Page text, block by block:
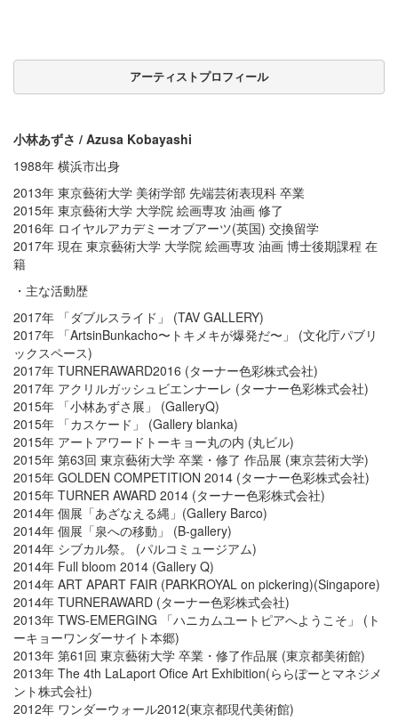
アーティストプロフィール
小林あずさ / Azusa Kobayashi
1988年 横浜市出身
2013年 東京藝術大学 美術学部 先端芸術表現科 卒業
2015年 東京藝術大学 大学院 絵画専攻 油画 修了
2016年 ロイヤルアカデミーオブアーツ(英国) 交換留学
2017年 現在 東京藝術大学 大学院 絵画専攻 油画 博士後期課程 在
籍
・主な活動歴
2017年 「ダブルスライド」 (TAV GALLERY)
2017年 「ArtsinBunkacho〜トキメキが爆発だ〜」 (文化庁パブリ
ックスペース)
2017年 TURNERAWARD2016 (ターナー色彩株式会社)
2017年 アクリルガッシュビエンナーレ (ターナー色彩株式会社)
2015年 「小林あずさ展」 (GalleryQ)
2015年 「カスケード」 (Gallery blanka)
2015年 アートアワードトーキョー丸の内 (丸ビル)
2015年 第63回 東京藝術大学 卒業・修了 作品展 (東京芸術大学)
2015年 GOLDEN COMPETITION 2014 (ターナー色彩株式会社)
2015年 TURNER AWARD 2014 (ターナー色彩株式会社)
2014年 個展「あざなえる縄」(Gallery Barco)
2014年 個展「泉への移動」 (B-gallery)
2014年 シブカル祭。 (パルコミュージアム)
2014年 Full bloom 2014 (Gallery Q)
2014年 ART APART FAIR (PARKROYAL on pickering)(Singapore)
2014年 TURNERAWARD (ターナー色彩株式会社)
2013年 TWS-EMERGING 「ハニカムユートピアへようこそ」 (ト
ーキョーワンダーサイト本郷)
2013年 第61回 東京藝術大学 卒業・修了作品展 (東京都美術館)
2013年 The 4th LaLaport Ofice Art Exhibition(ららぽーとマネジメ
ント株式会社)
2012年 ワンダーウォール2012(東京都現代美術館)